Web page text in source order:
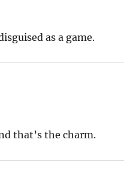
as a game.
that’s the charm.